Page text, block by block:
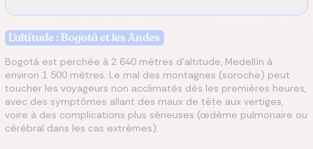
L'altitude : Bogotá et les Andes
Bogotá est perchée à 2 640 mètres d'altitude, Medellín à
environ 1 500 mètres. Le mal des montagnes (soroche) peut
toucher les voyageurs non acclimatés dès les premières heures,
avec des symptômes allant des maux de tête aux vertiges,
voire à des complications plus sérieuses (œdème pulmonaire ou
cérébral dans les cas extrêmes).